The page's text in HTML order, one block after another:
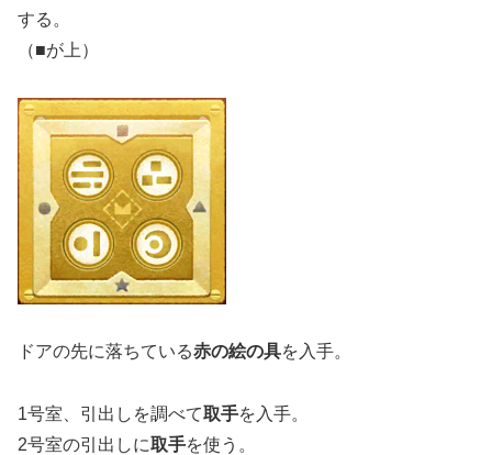
する。
（■が上）
ドアの先に落ちている赤の絵の具を入手。
1号室、引出しを調べて取手を入手。
2号室の引出しに取手を使う。